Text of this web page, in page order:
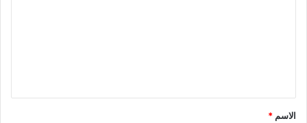
الاسم *